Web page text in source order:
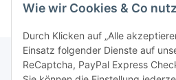
Wie wir Cookies & Co
Durch Klicken auf „Alle
Einsatz folgender Dienste auf
ReCaptcha, PayPal Express